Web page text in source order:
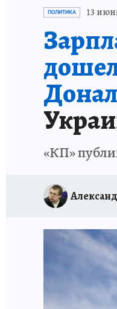
ПОЛИТИКА 13
«КП»